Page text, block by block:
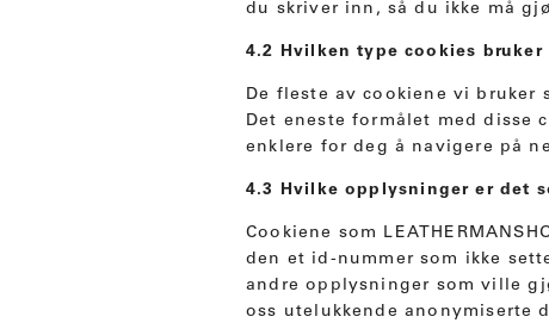
du skriver inn, så du ikke må
4.2 Hvilken type cookies bruker
De fleste av cookiene vi
Det eneste formålet med disse
enklere for deg å navigere på
4.3 Hvilke opplysninger er det
Cookiene som
den et id-nummer som ikke
andre opplysninger som ville
oss utelukkende anonymiserte